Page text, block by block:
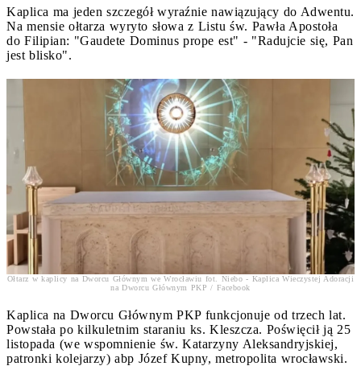
Kaplica ma jeden szczegół wyraźnie nawiązujący do Adwentu.
Na mensie ołtarza wyryto słowa z Listu św. Pawła Apostoła
do Filipian: "Gaudete Dominus prope est" - "Radujcie się, Pan
jest blisko".
Ołtarz w kaplicy na Dworcu Głównym we Wrocławiu fot. Niebo - Kaplica Wieczystej Adoracji
na Dworcu Głównym PKP / Facebook
Kaplica na Dworcu Głównym PKP funkcjonuje od trzech lat.
Powstała po kilkuletnim staraniu ks. Kleszcza. Poświęcił ją 25
listopada (we wspomnienie św. Katarzyny Aleksandryjskiej,
patronki kolejarzy) abp Józef Kupny, metropolita wrocławski.